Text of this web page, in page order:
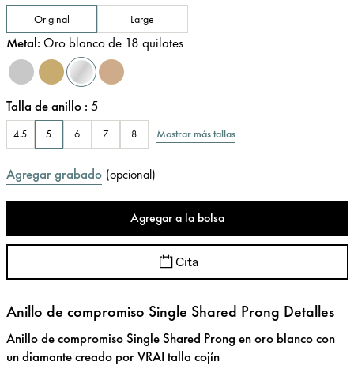
Original Large
Metal: Oro blanco de 18 quilates
Talla de anillo : 5
4.5 5 6 7 8 Mostrar más tallas
Agregar grabado (opcional)
Agregar a la bolsa
Cita
Anillo de compromiso Single Shared Prong Detalles
Anillo de compromiso Single Shared Prong en oro blanco con
un diamante creado por VRAI talla cojín